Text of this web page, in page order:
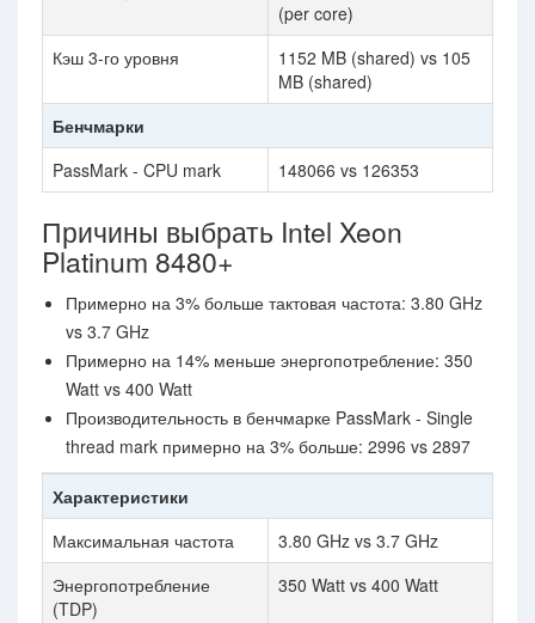
(per core)
Кэш 3-го уровня
1152 MB (shared) vs 105
MB (shared)
Бенчмарки
PassMark - CPU mark
148066 vs 126353
Причины выбрать Intel Xeon
Platinum 8480+
Примерно на 3% больше тактовая частота: 3.80 GHz
vs 3.7 GHz
Примерно на 14% меньше энергопотребление: 350
Watt vs 400 Watt
Производительность в бенчмарке PassMark - Single
thread mark примерно на 3% больше: 2996 vs 2897
Характеристики
Максимальная частота
3.80 GHz vs 3.7 GHz
Энергопотребление
(TDP)
350 Watt vs 400 Watt